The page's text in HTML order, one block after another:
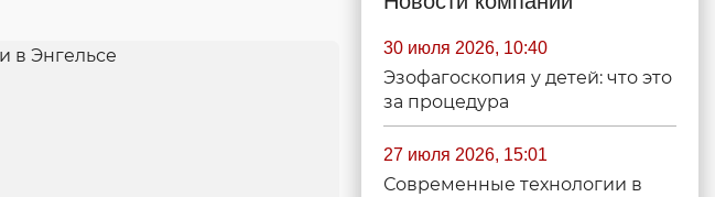
30 июля 2026, 10:40
Эзофагоскопия у детей: что это
за процедура
27 июля 2026, 15:01
Современные технологии в